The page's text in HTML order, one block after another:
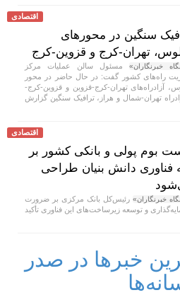
اقتصادی
سنگین در محورهای
تهران-کرج و قزوین-کرج
خبرنگاران» مسئول سالن عملیات مرکز
راه‌های کشور گفت: در حال حاضر در محور
آزادراه‌های تهران-کرج-قزوین و قزوین-کرج-
تهران-شمال و هراز، ترافیک سنگین گزارش
اقتصادی
بوم پولی و بانکی کشور بر
فناوری دانش بنیان طراحی
خبرنگاران» رئیس‌کل بانک مرکزی بر ضرورت
و توسعه زیرساخت‌های این فناوری تأکید
خبرها در صدر